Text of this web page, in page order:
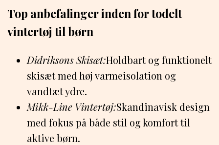
Top anbefalinger inden for todelt
vintertøj til børn
Didriksons Skisæt:Holdbart og funktionelt
skisæt med høj varmeisolation og
vandtæt ydre.
Mikk-Line Vintertøj:Skandinavisk design
med fokus på både stil og komfort til
aktive børn.